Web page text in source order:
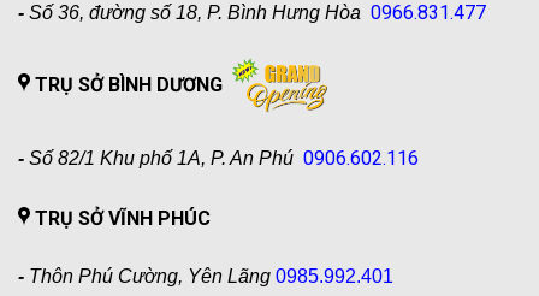
- Số 36, đường số 18, P. Bình Hưng Hòa 0966.831.477
TRỤ SỞ BÌNH DƯƠNG
- Số 82/1 Khu phố 1A, P. An Phú 0906.602.116
TRỤ SỞ VĨNH PHÚC
- Thôn Phú Cường, Yên Lãng 0985.992.401